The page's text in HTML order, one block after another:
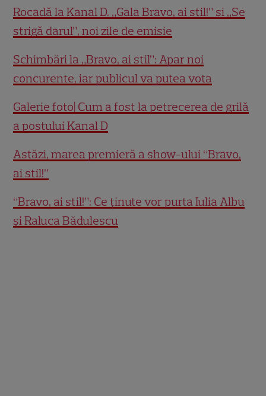
Rocadă la Kanal D. „Gala Bravo, ai stil!” și „Se
strigă darul”, noi zile de emisie
Schimbări la „Bravo, ai stil”: Apar noi
concurente, iar publicul va putea vota
Galerie foto| Cum a fost la petrecerea de grilă
a postului Kanal D
Astăzi, marea premieră a show-ului “Bravo,
ai stil!”
“Bravo, ai stil!”: Ce ținute vor purta Iulia Albu
și Raluca Bădulescu